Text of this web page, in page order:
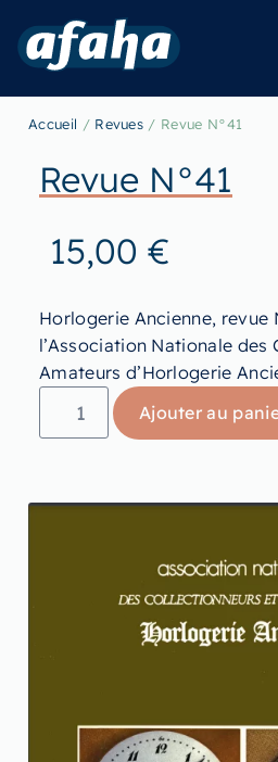
Accueil / Revues / Revue N°41
Revue N°41
15,00 €
Horlogerie Ancienne, revue
l’Association Nationale des
Amateurs d’Horlogerie
Ajouter au